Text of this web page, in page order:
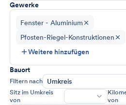
Gewerke
Fenster - Aluminium
Pfosten-Riegel-Konstruktionen
Weitere hinzufügen
Bauort
Filtern nach Umkreis
Sitz im Umkreis
von
von